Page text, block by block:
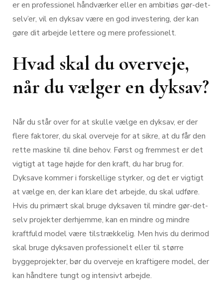
er en professionel håndværker eller en ambitiøs gør-det-
selv’er, vil en dyksav være en god investering, der kan
gøre dit arbejde lettere og mere professionelt.
Hvad skal du overveje,
når du vælger en dyksav?
Når du står over for at skulle vælge en dyksav, er der
flere faktorer, du skal overveje for at sikre, at du får den
rette maskine til dine behov. Først og fremmest er det
vigtigt at tage højde for den kraft, du har brug for.
Dyksave kommer i forskellige styrker, og det er vigtigt
at vælge en, der kan klare det arbejde, du skal udføre.
Hvis du primært skal bruge dyksaven til mindre gør-det-
selv projekter derhjemme, kan en mindre og mindre
kraftfuld model være tilstrækkelig. Men hvis du derimod
skal bruge dyksaven professionelt eller til større
byggeprojekter, bør du overveje en kraftigere model, der
kan håndtere tungt og intensivt arbejde.